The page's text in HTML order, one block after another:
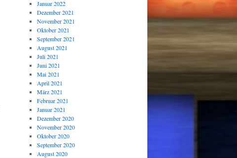
Januar 2022
Dezember 2021
November 2021
Oktober 2021
September 2021
August 2021
Juli 2021
Juni 2021
Mai 2021
April 2021
März 2021
Februar 2021
Januar 2021
Dezember 2020
November 2020
Oktober 2020
September 2020
August 2020